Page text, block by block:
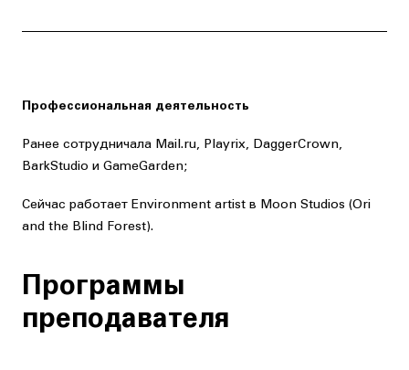
Профессиональная деятельность
Ранее сотрудничала Mail.ru, Playrix, DaggerCrown,
BarkStudio и GameGarden;
Сейчас работает Environment artist в Moon Studios (Ori
and the Blind Forest).
Программы
преподавателя